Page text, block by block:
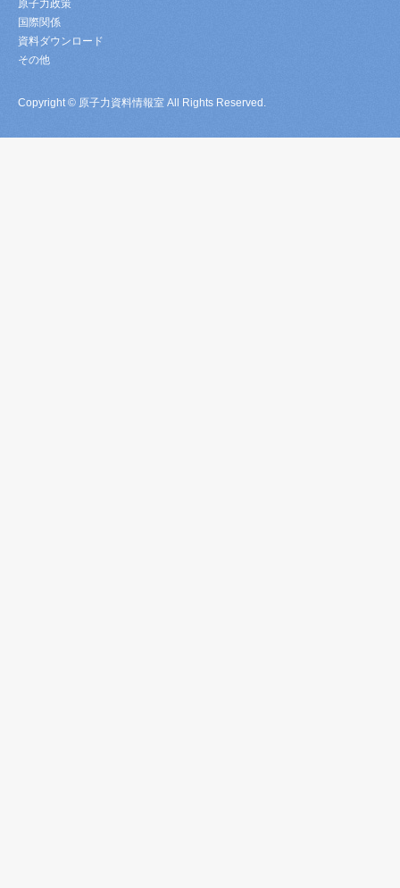
原子力政策
国際関係
資料ダウンロード
その他
Copyright © 原子力資料情報室 All Rights Reserved.